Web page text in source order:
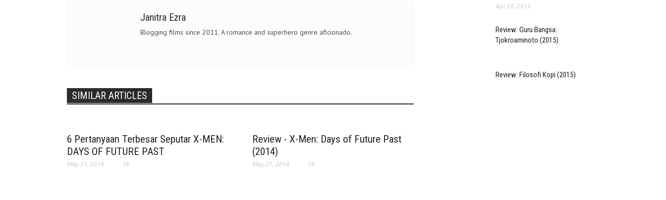
Janitra Ezra
Blogging films since 2011. A romance and superhero genre aficionado.
SIMILAR ARTICLES
6 Pertanyaan Terbesar Seputar X-MEN:
DAYS OF FUTURE PAST
May 31, 2014 16
Review - X-Men: Days of Future Past
(2014)
May 21, 2014 16
Apr 20, 2015
Review: Guru Bangsa:
Tjokroaminoto (2015)
Review: Filosofi Kopi (2015)